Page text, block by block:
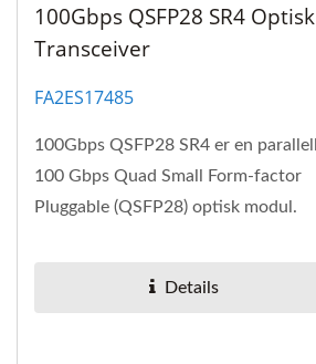
100Gbps QSFP28 SR4 Optisk
Transceiver
FA2ES17485
100Gbps QSFP28 SR4 er en parallell
100 Gbps Quad Small Form-factor
Pluggable (QSFP28) optisk modul.
Details